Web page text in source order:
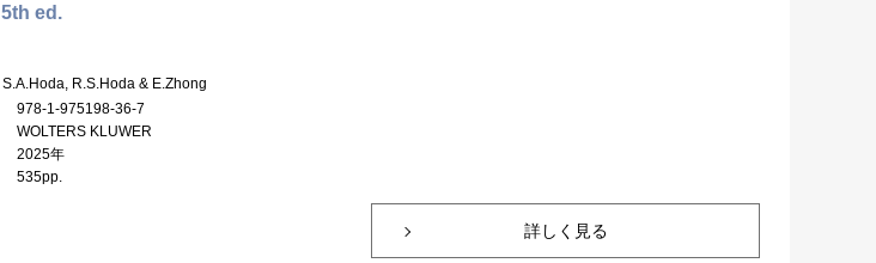
ed.
S.A.Hoda, R.S.Hoda & E.Zhong
978-1-975198-36-7
WOLTERS KLUWER
2025年
535pp.
詳しく見る